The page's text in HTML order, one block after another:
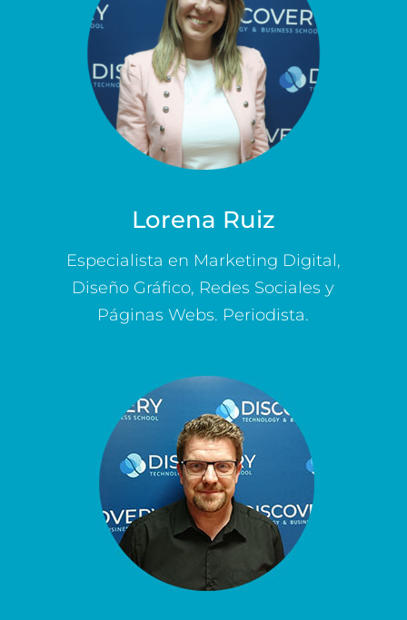
Lorena Ruiz
Especialista en Marketing Digital,
Diseño Gráfico, Redes Sociales y
Páginas Webs. Periodista.